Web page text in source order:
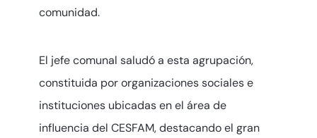
comunidad.
El jefe comunal saludó a esta agrupación,
constituida por organizaciones sociales e
instituciones ubicadas en el área de
influencia del CESFAM, destacando el gran